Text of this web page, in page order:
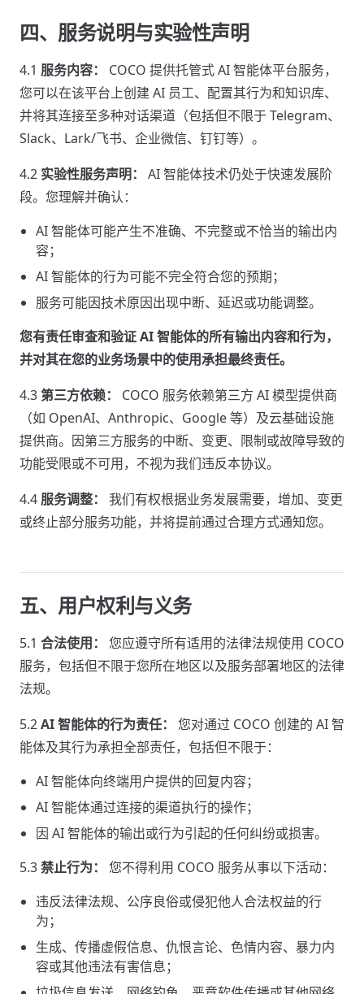
四、服务说明与实验性声明
4.1 服务内容：
COCO 提供托管式 AI 智能体平台服务，
您可以在该平台上创建 AI 员工、配置其行为和知识库、
并将其连接至多种对话渠道（包括但不限于 Telegram、
Slack、Lark/飞书、企业微信、钉钉等）。
4.2 实验性服务声明：
AI 智能体技术仍处于快速发展阶
段。您理解并确认：
AI 智能体可能产生不准确、不完整或不恰当的输出内
容；
AI 智能体的行为可能不完全符合您的预期；
服务可能因技术原因出现中断、延迟或功能调整。
您有责任审查和验证 AI 智能体的所有输出内容和行为，
并对其在您的业务场景中的使用承担最终责任。
4.3第三方依赖：
COCO 服务依赖第三方 AI 模型提供商
（如 OpenAI、Anthropic、Google 等）及云基础设施
提供商。因第三方服务的中断、变更、限制或故障导致的
功能受限或不可用，不视为我们违反本协议。
4.4 服务调整：
我们有权根据业务发展需要，增加、变更
或终止部分服务功能，并将提前通过合理方式通知您。
五、用户权利与义务
5.1 合法使用：
您应遵守所有适用的法律法规使用 COCO
服务，包括但不限于您所在地区以及服务部署地区的法律
法规。
5.2AI 智能体的行为责任：
您对通过 COCO 创建的 AI 智
能体及其行为承担全部责任，包括但不限于：
AI 智能体向终端用户提供的回复内容；
AI 智能体通过连接的渠道执行的操作；
因 AI 智能体的输出或行为引起的任何纠纷或损害。
5.3禁止行为：
您不得利用 COCO 服务从事以下活动：
违反法律法规、公序良俗或侵犯他人合法权益的行
为；
生成、传播虚假信息、仇恨言论、色情内容、暴力内
容或其他违法有害信息；